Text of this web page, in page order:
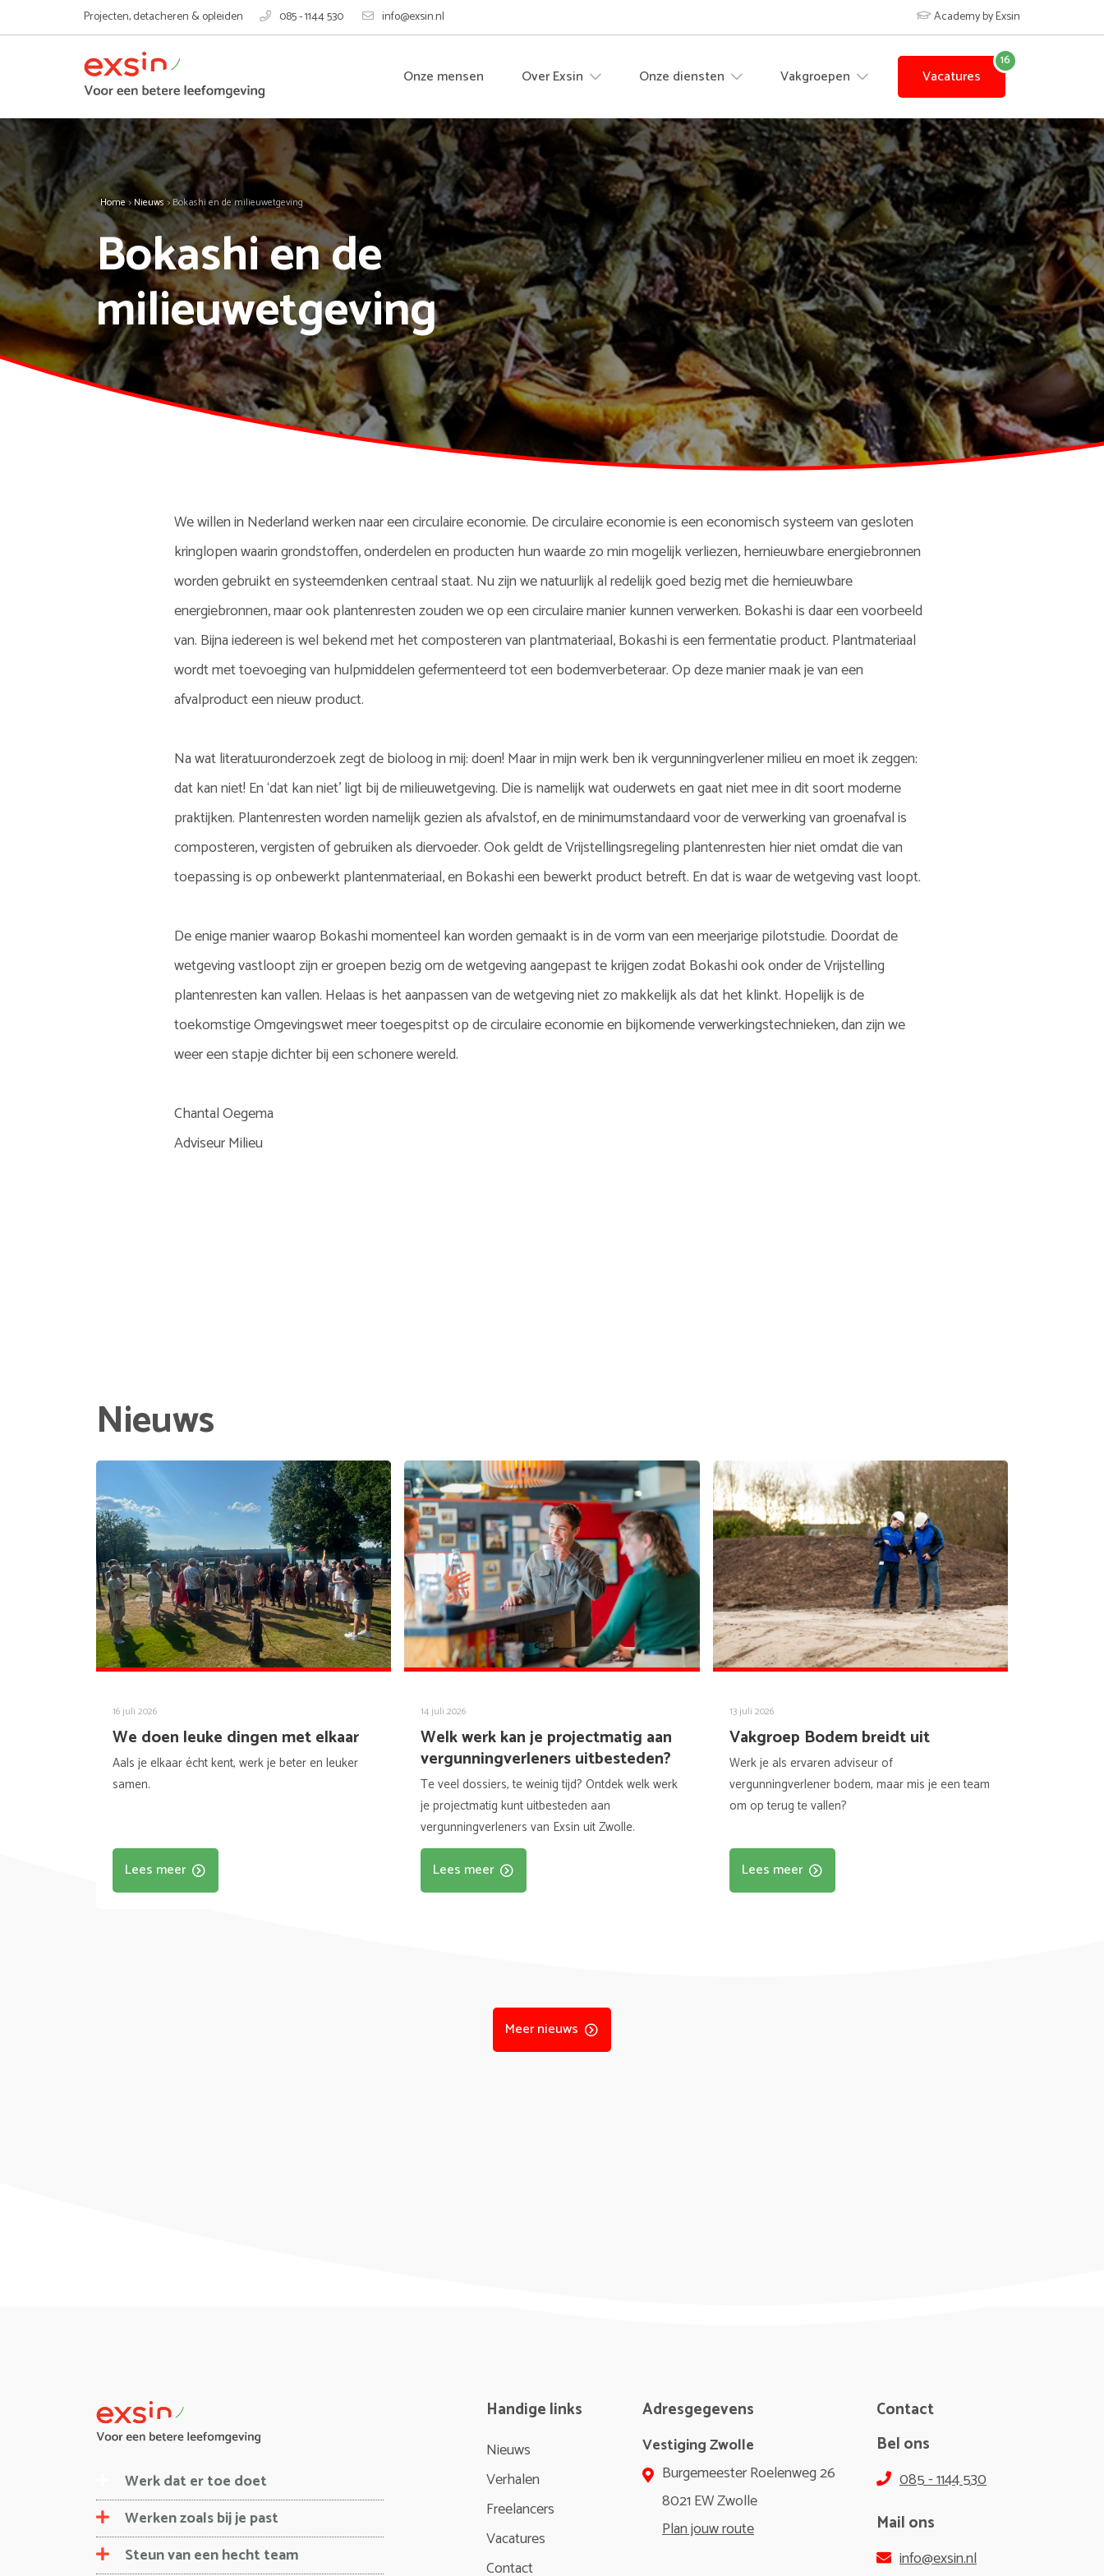
Projecten, detacheren & opleiden 085 - 1144 530 info@exsin.nl Academy by Exsin
Onze mensen Over Exsin Onze diensten Vakgroepen Vacatures
Home > Nieuws>Bokashi en de milieuwetgeving
Bokashi en de
milieuwetgeving
We willen in Nederland werken naar een circulaire economie. De circulaire economie is een economisch systeem van gesloten
kringlopen waarin grondstoffen, onderdelen en producten hun waarde zo min mogelijk verliezen, hernieuwbare energiebronnen
worden gebruikt en systeemdenken centraal staat. Nu zijn we natuurlijk al redelijk goed bezig met die hernieuwbare
energiebronnen, maar ook plantenresten zouden we op een circulaire manier kunnen verwerken. Bokashi is daar een voorbeeld
van. Bijna iedereen is wel bekend met het composteren van plantmateriaal, Bokashi is een fermentatie product. Plantmateriaal
wordt met toevoeging van hulpmiddelen gefermenteerd tot een bodemverbeteraar. Op deze manier maak je van een
afvalproduct een nieuw product.
Na wat literatuuronderzoek zegt de bioloog in mij: doen! Maar in mijn werk ben ik vergunningverlener milieu en moet ik zeggen:
dat kan niet! En ‘dat kan niet’ ligt bij de milieuwetgeving. Die is namelijk wat ouderwets en gaat niet mee in dit soort moderne
praktijken. Plantenresten worden namelijk gezien als afvalstof, en de minimumstandaard voor de verwerking van groenafval is
composteren, vergisten of gebruiken als diervoeder. Ook geldt de Vrijstellingsregeling plantenresten hier niet omdat die van
toepassing is op onbewerkt plantenmateriaal, en Bokashi een bewerkt product betreft. En dat is waar de wetgeving vast loopt.
De enige manier waarop Bokashi momenteel kan worden gemaakt is in de vorm van een meerjarige pilotstudie. Doordat de
wetgeving vastloopt zijn er groepen bezig om de wetgeving aangepast te krijgen zodat Bokashi ook onder de Vrijstelling
plantenresten kan vallen. Helaas is het aanpassen van de wetgeving niet zo makkelijk als dat het klinkt. Hopelijk is de
toekomstige Omgevingswet meer toegespitst op de circulaire economie en bijkomende verwerkingstechnieken, dan zijn we
weer een stapje dichter bij een schonere wereld.
Chantal Oegema
Adviseur Milieu
Nieuws
16 juli 2026
We doen leuke dingen met elkaar
Aals je elkaar écht kent, werk je beter en leuker
samen.
Lees meer
14 juli 2026
Welk werk kan je projectmatig aan
vergunningverleners uitbesteden?
Te veel dossiers, te weinig tijd? Ontdek welk werk
je projectmatig kunt uitbesteden aan
vergunningverleners van Exsin uit Zwolle.
Lees meer
13 juli 2026
Vakgroep Bodem breidt uit
Werk je als ervaren adviseur of
vergunningverlener bodem, maar mis je een team
om op terug te vallen?
Lees meer
Meer nieuws
Werk dat er toe doet
Werken zoals bij je past
Steun van een hecht team
Handige links
Nieuws
Verhalen
Freelancers
Vacatures
Contact
Adresgegevens
Vestiging Zwolle
Burgemeester Roelenweg 26
8021 EW Zwolle
Plan jouw route
Contact
Bel ons
085 - 1144 530
Mail ons
info@exsin.nl